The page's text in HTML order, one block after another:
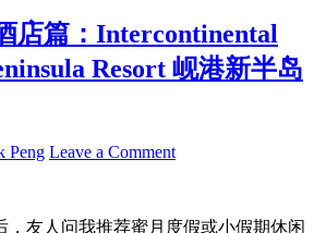
南
河
内
店篇：Intercontinental
Resort 岘港新半岛
Peng Leave a Comment
，友人问我推荐蜜月度假或小假期休闲